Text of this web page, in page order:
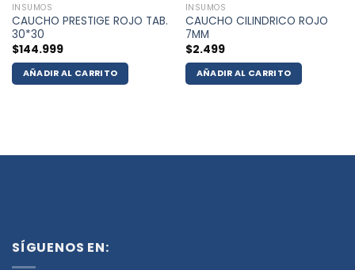
INSUMOS
CAUCHO PRESTIGE ROJO TAB.
30*30
$144.999
AÑADIR AL CARRITO
INSUMOS
CAUCHO CILINDRICO ROJO
7MM
$2.499
AÑADIR AL CARRITO
SÍGUENOS EN: